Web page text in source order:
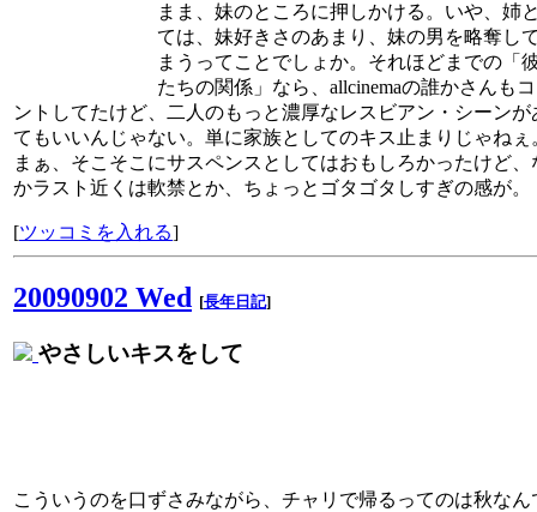
まま、妹のところに押しかける。いや、姉
ては、妹好きさのあまり、妹の男を略奪し
まうってことでしょか。それほどまでの「
たちの関係」なら、allcinemaの誰かさんも
ントしてたけど、二人のもっと濃厚なレスビアン・シーンが
てもいいんじゃない。単に家族としてのキス止まりじゃねぇ
まぁ、そこそこにサスペンスとしてはおもしろかったけど、
かラスト近くは軟禁とか、ちょっとゴタゴタしすぎの感が。
[ツッコミを入れる]
20090902 Wed [長年日記]
やさしいキスをして
こういうのを口ずさみながら、チャリで帰るってのは秋なん